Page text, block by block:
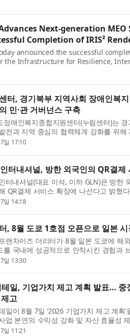
Advances Next-generation
Completion of IRIS²
announced the successful
the Infrastructure for Resilience,
(IRIS²) programme, marking a key
터, 경기북부 지역사회 장애인복
민·관 거버넌스 구축
장애인복지종합지원센터(누림센터)는
전과 지역 중심의 협력체계 강화를 위해
전 협의체’(이하 협의체)를 추진한다. 이
일 17:10
터내셔널, 방한 외국인의 QR결제
터내셔널(대표 이석, 이하 GLN)은 방한
QR결제 서비스 확장에 나선다고 밝혔
업자인 쿠콘과의 제휴를 통해 서울지역
일 14:18
, 8월 도쿄 1호점 오픈으로 일본
랜차이즈 더리터가 8월 일본 도쿄에 해
를 국내에 성공적으로 안착시킨 경험과
을 갖춘 임원진이 직접 주도한다는 점에
일 13:30
테일, 기업가치 제고 계획 발표… 중
고
일이 8월 7일 ‘2026 기업가치 제고 계획
업 본연의 수익성 강화 및 자산 효율성
치를 제고하고 주주환원 정책을 강화한
일 11:21